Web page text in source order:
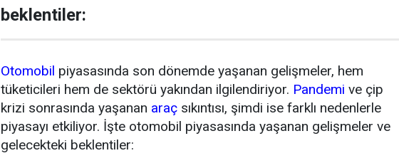
beklentiler:
Otomobil piyasasında son dönemde yaşanan gelişmeler, hem
tüketicileri hem de sektörü yakından ilgilendiriyor. Pandemi ve çip
krizi sonrasında yaşanan araç sıkıntısı, şimdi ise farklı nedenlerle
piyasayı etkiliyor. İşte otomobil piyasasında yaşanan gelişmeler ve
gelecekteki beklentiler: